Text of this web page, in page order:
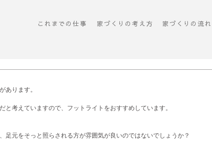
これまでの仕事 ​家づくりの考え方 ​家づくりの流れ
あります。
と考えていますので、フットライトをおすすめしています。
足元をそっと照らされる方が雰囲気が良いのではないでしょうか？